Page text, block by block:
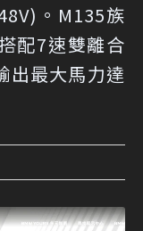
。M135族
配7速雙離合
最大馬力達